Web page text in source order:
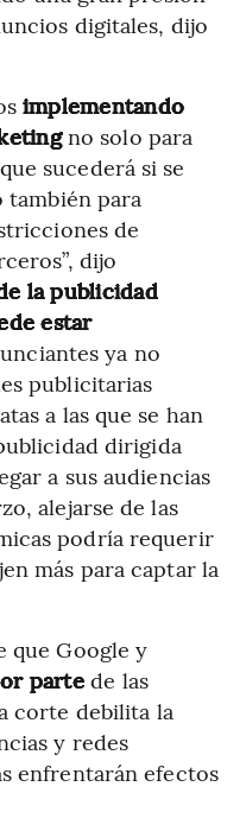
digitales, dijo
implementando
no solo para
sucederá si se
también para
de
dijo
la publicidad
estar
ya no
publicitarias
a las que se han
dirigida
a sus audiencias
alejarse de las
podría requerir
más para captar la
que Google y
partede las
corte debilita la
y redes
enfrentarán efectos